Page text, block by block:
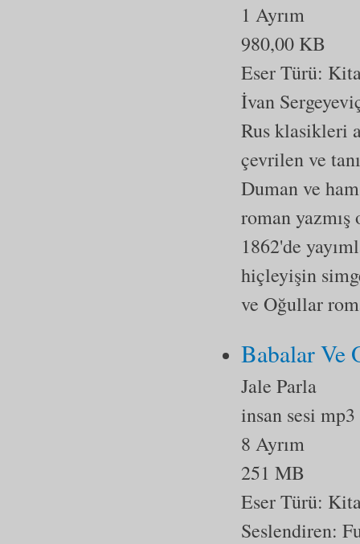
1 Ayrım
980,00 KB
Eser Türü:
İvan
Rus klasikleri
çevrilen ve
Duman ve
roman yazmış
1862'de
hiçleyişin
ve Oğullar
Babalar Ve
Jale Parla
insan sesi mp3
8 Ayrım
251 MB
Eser Türü:
Seslendiren: